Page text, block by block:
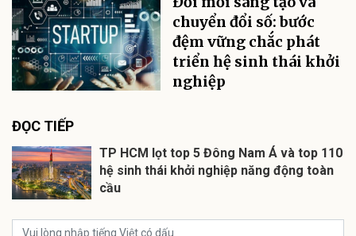
chuyển đổi số: bước
đệm vững chắc phát
triển hệ sinh thái khởi
nghiệp
ĐỌC TIẾP
TP HCM lọt top 5 Đông Nam Á và top 110
hệ sinh thái khởi nghiệp năng động toàn
cầu